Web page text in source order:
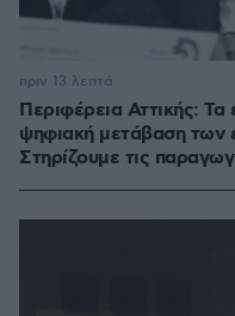
Περιφέρεια Αττικής:
ψηφιακή μετάβαση των
Στηρίζουμε τις
πριν 13 λεπτά